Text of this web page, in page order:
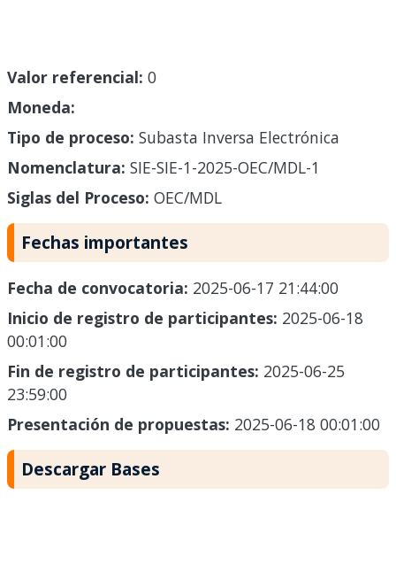
Valor referencial: 0
Moneda:
Tipo de proceso: Subasta Inversa Electrónica
Nomenclatura: SIE-SIE-1-2025-OEC/MDL-1
Siglas del Proceso: OEC/MDL
Fechas importantes
Fecha de convocatoria: 2025-06-17 21:44:00
Inicio de registro de participantes: 2025-06-18
00:01:00
Fin de registro de participantes: 2025-06-25
23:59:00
Presentación de propuestas: 2025-06-18 00:01:00
Descargar Bases